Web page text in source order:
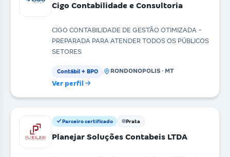
Cigo Contabilidade e Consultoria
CIGO CONTABILIDADE DE GESTÃO OTIMIZADA -
PREPARADA PARA ATENDER TODOS OS PÚBLICOS
SETORES
Contábil + BPO RONDONOPOLIS · MT
Ver perfil
Parceiro certificado Prata
Planejar Soluções Contabeis LTDA